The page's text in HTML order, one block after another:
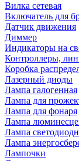
Вилка сетевая
Включатель для
Датчик движения
Диммер
Индикаторы на
Контроллеры,
Коробка
Лазерный диоды
Лампа галогенная
Лампа для
Лампа для фонаря
Лампа
Лампа
Лампа
Лампочки